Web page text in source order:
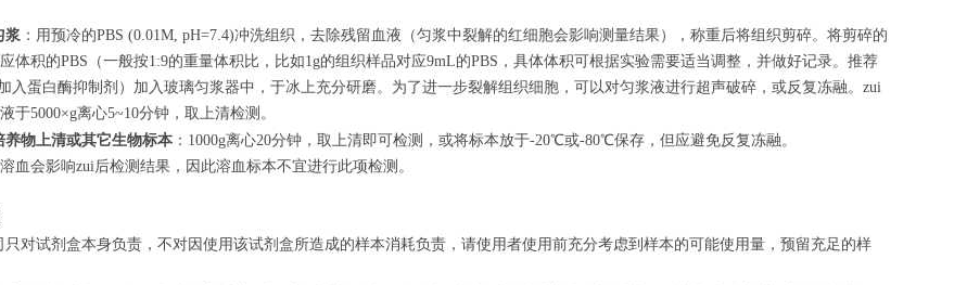
浆 ：用预冷的PBS (0.01M, pH=7.4)冲洗组织，去除残留血液（匀浆中裂解的红细胞会影响测量结果），称重后将组织剪碎。将剪碎的
体积的PBS（一般按1:9的重量体积比，比如1g的组织样品对应9mL的PBS，具体体积可根据实验需要适当调整，并做好记录。推荐
入蛋白酶抑制剂）加入玻璃匀浆器中，于冰上充分研磨。为了进一步裂解组织细胞，可以对匀浆液进行超声破碎，或反复冻融。zui
于5000×g离心5~10分钟，取上清检测。
养物上清或其它生物标本 ：1000g离心20分钟，取上清即可检测，或将标本放于-20℃或-80℃保存，但应避免反复冻融。
血会影响zui后检测结果，因此溶血标本不宜进行此项检测。
对试剂盒本身负责，不对因使用该试剂盒所造成的样本消耗负责，请使用者使用前充分考虑到样本的可能使用量，预留充足的样